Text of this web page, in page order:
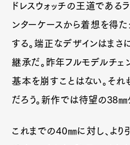
ドレスウォッチの王道である
ンターケースから着想を得
する。端正なデザインはまさ
継承だ。昨年フルモデルチェ
基本を崩すことはない。そ
だろう。新作では待望の38㎜
これまでの40㎜に対し、よ